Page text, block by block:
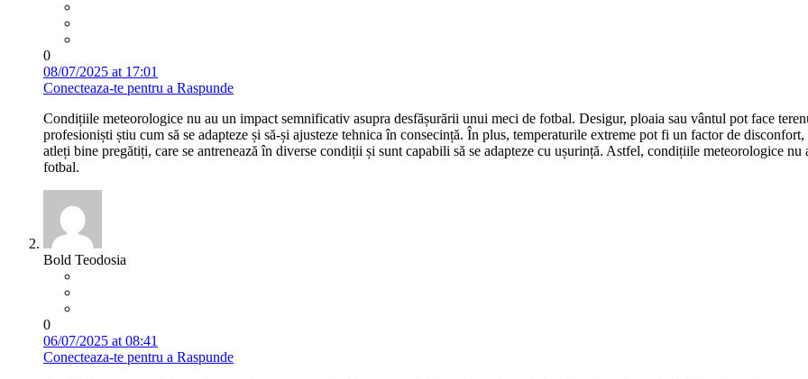
0
08/07/2025 at 17:01
Conecteaza-te pentru a Raspunde
Condițiile meteorologice nu au un impact semnificativ asupra desfășurării unui meci de fotbal. Desigur, ploaia sau vântul pot face
profesioniști știu cum să se adapteze și să-și ajusteze tehnica în consecință. În plus, temperaturile extreme pot fi un factor de
atleți bine pregătiți, care se antrenează în diverse condiții și sunt capabili să se adapteze cu ușurință. Astfel, condițiile meteorologice
fotbal.
Bold Teodosia
0
06/07/2025 at 08:41
Conecteaza-te pentru a Raspunde